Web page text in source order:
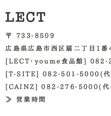
〒 733-8509
広島県広島市西区扇二丁目1番
[LECT・youme食品館]
[T-SITE] 082-501-5000(
[CAINZ] 082-276-5000(代
≫ 営業時間